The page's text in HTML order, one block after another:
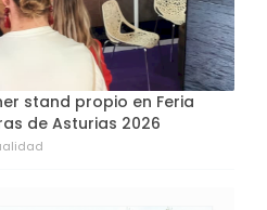
stand propio en Feria
de Asturias 2026